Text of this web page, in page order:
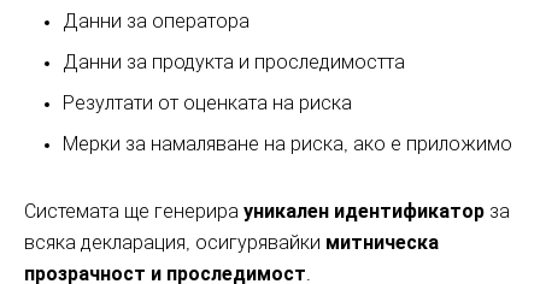
Данни за оператора
Данни за продукта и проследимостта
Резултати от оценката на риска
Мерки за намаляване на риска, ако е приложимо
Системата ще генерира уникален идентификатор за
всяка декларация, осигурявайки митническа
прозрачност и проследимост